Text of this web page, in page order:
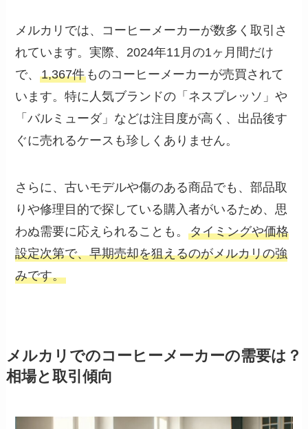
メルカリでは、コーヒーメーカーが数多く取引さ
れています。実際、2024年11月の1ヶ月間だけ
で、1,367件 ものコーヒーメーカーが売買されて
います。特に人気ブランドの「ネスプレッソ」や
「バルミューダ」などは注目度が高く、出品後す
ぐに売れるケースも珍しくありません。
さらに、古いモデルや傷のある商品でも、部品取
りや修理目的で探している購入者がいるため、思
わぬ需要に応えられることも。タイミングや価格
設定次第で、早期売却を狙えるのがメルカリの強
みです。
メルカリでのコーヒーメーカーの需要は？
相場と取引傾向